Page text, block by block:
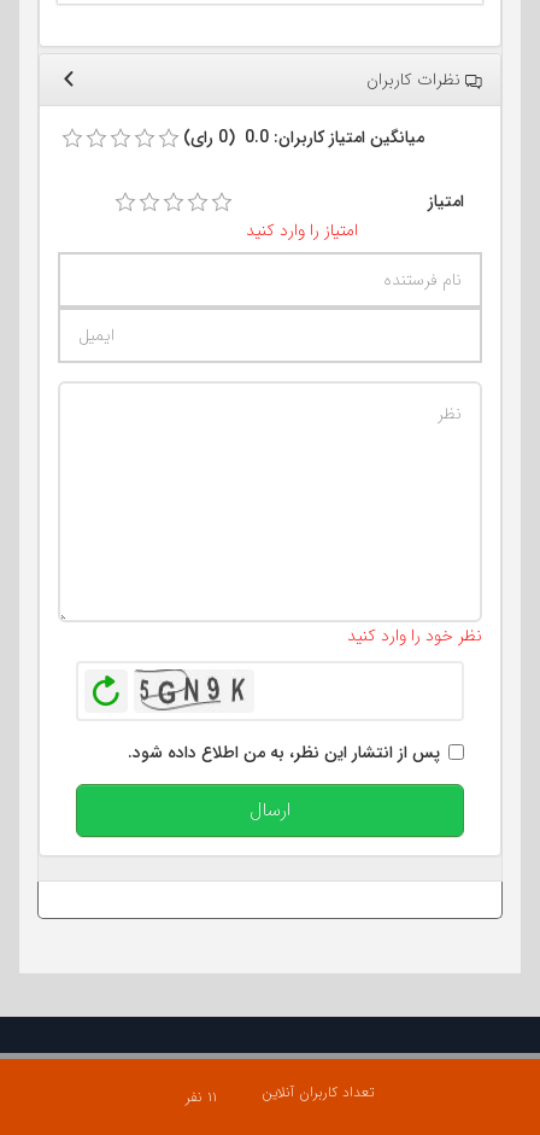
نظرات کاربران
میانگین امتیاز کاربران: 0.0 (0 رای)
امتیاز
امتیاز را وارد کنید
نظر خود را وارد کنید
بازخوانی
پس از انتشار این نظر، به من اطلاع داده شود.
ارسال
تعداد کاربران آنلاین
۱۱ نفر